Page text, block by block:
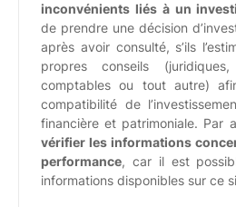
inconvénients liés à un
de prendre une décision
après avoir consulté, s’ils
propres conseils
comptables ou tout autre)
compatibilité de
financière et patrimoniale. Par
vérifier les informations
performance, car il est
informations disponibles sur ce